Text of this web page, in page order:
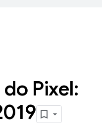
Pixel: